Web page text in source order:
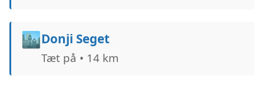
🏙️Donji Seget
Tæt på • 14 km